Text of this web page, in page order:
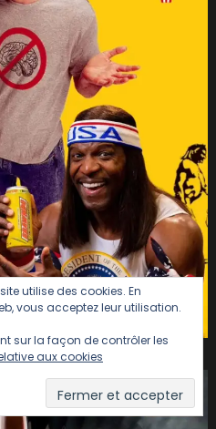
utilise des cookies. En
vous acceptez leur utilisation.
sur la façon de contrôler les
aux cookies